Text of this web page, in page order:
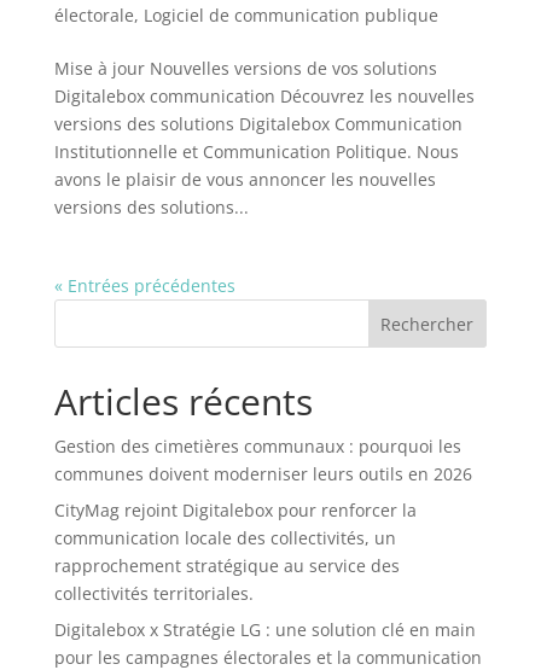
électorale, Logiciel de communication publique
Mise à jour Nouvelles versions de vos solutions
Digitalebox communication Découvrez les nouvelles
versions des solutions Digitalebox Communication
Institutionnelle et Communication Politique. Nous
avons le plaisir de vous annoncer les nouvelles
versions des solutions...
« Entrées précédentes
Rechercher
Articles récents
Gestion des cimetières communaux : pourquoi les
communes doivent moderniser leurs outils en 2026
CityMag rejoint Digitalebox pour renforcer la
communication locale des collectivités, un
rapprochement stratégique au service des
collectivités territoriales.
Digitalebox x Stratégie LG : une solution clé en main
pour les campagnes électorales et la communication